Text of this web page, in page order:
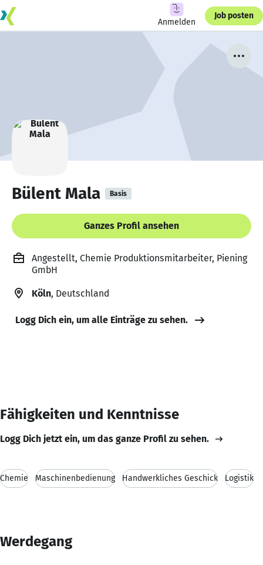
Anmelden
Job posten
Bülent Mala Basis
Ganzes Profil ansehen
Angestellt, Chemie Produktionsmitarbeiter, Piening
GmbH
Köln, Deutschland
Logg Dich ein, um alle Einträge zu sehen.
Fähigkeiten und Kenntnisse
Logg Dich jetzt ein, um das ganze Profil zu sehen.
Chemie Maschinenbedienung Handwerkliches Geschick Logistik
Werdegang